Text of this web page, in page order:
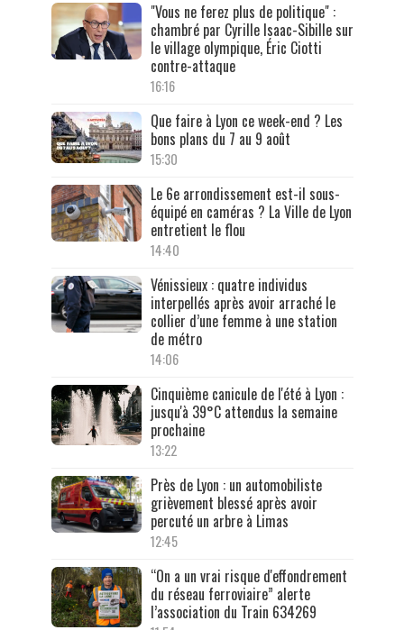
"Vous ne ferez plus de politique" :
chambré par Cyrille Isaac-Sibille sur
le village olympique, Éric Ciotti
contre-attaque
16:16
Que faire à Lyon ce week-end ? Les
bons plans du 7 au 9 août
15:30
Le 6e arrondissement est-il sous-
équipé en caméras ? La Ville de Lyon
entretient le flou
14:40
Vénissieux : quatre individus
interpellés après avoir arraché le
collier d’une femme à une station
de métro
14:06
Cinquième canicule de l'été à Lyon :
jusqu'à 39°C attendus la semaine
prochaine
13:22
Près de Lyon : un automobiliste
grièvement blessé après avoir
percuté un arbre à Limas
12:45
“On a un vrai risque d'effondrement
du réseau ferroviaire” alerte
l’association du Train 634269